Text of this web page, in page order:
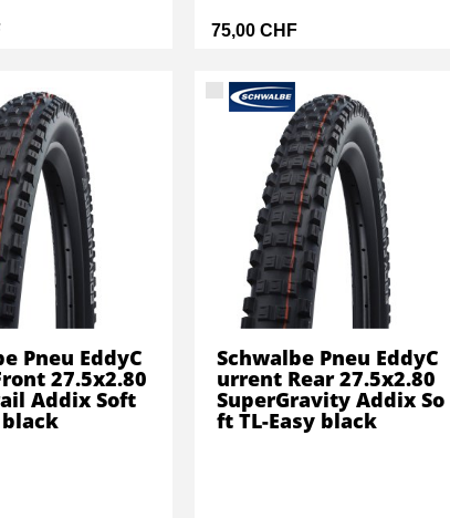
75,00 CHF
Pneu EddyC
27.5x2.80
Addix Soft
black
Schwalbe Pneu EddyC
urrent Rear 27.5x2.80
SuperGravity Addix So
ft TL-Easy black